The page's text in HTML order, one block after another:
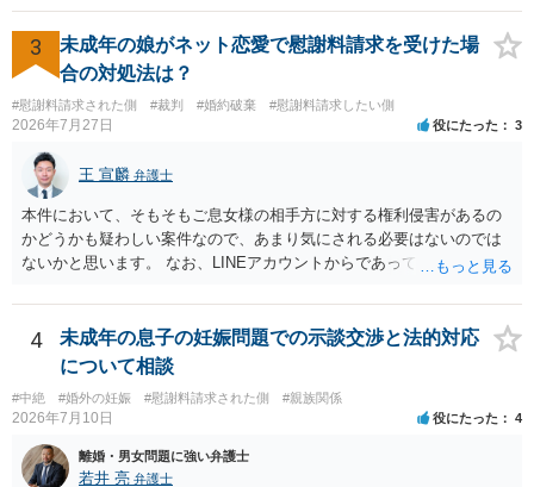
困難 仮に裁判で敗訴した場合でも、分割払いになる可能性はあります
か。 ⇒判決となり敗訴してしまった場合は、強制執行により不動産等
の財産を差し押さえられ、そこから債権回収が図られることになりま
すが、 和解であれば柔軟な解決が可能ですので、その場合は分割払
いにより支払うことも十分可能です。 ⑤ このような事情であれば、私
は120万円のみ和解交渉を続けるべきでしょうか。 ⇒ご相談者様の認
識を前提にすれば、１００万円も含めて返済する必要はないと考えら
れるため、 120万円のみについて交渉を続けることがベターかと存じ
ます。
するデメリットはありますから（経済的、時間的、精神的負担等）、
反対にご自身が、裁判も辞さずという姿勢を示すことで、プラス
に働く可能性は有り得ます。 交渉で解決する多くの場合は、相手
が弁護士に依頼しているケースで、５０万円以下で合意できる場合は
稀であると思います。 通常は、６０万円から８０万円程度になる
ことが多いというのが私の印象です。 ２ 質問② ご記載の内容が
減額を進めるうえでの交渉材料かと思います。 なお、ご自身が離
婚しないことは、交渉材料にはならないかと思いますので、ご注意く
ださい。 また、相手夫婦の婚姻関係が既に破綻していたことや、
相手女性が結婚しているとは知らなかったと主張することもあります
が、 ケースバイケースですので、ご自身の場合にそれらの主張が
できるかはよくお考え下さい。 ３ 質問③ 違約金を５０万円とす
る旨の交渉をすることが妥当かどうかという基準はありません。
公序良俗に反するような金額では、その条項自体が無効になり得ます
が、 ２００万円でも、５０万円でも、公序良俗に反するほど高額
とはいえないと考えますので、 結局は、妥当かどうかというより
も、ご自身が納得できるかどうかという基準でお考えいただくといい
と思います。 そのうえで、合意できるかは、相手も納得できるか
否かにかかってはきますが。 ４ 質問④ ご記載の内容からは判断
できないのですが、 清算条項を記載しないで合意することはリス
3
未成年の娘がネット恋愛で慰謝料請求を受けた場
合の対処法は？
#慰謝料請求された側 #裁判 #婚約破棄 #慰謝料請求したい側
2026年7月27日 役にたった 3
王 宣麟 弁護士
本件において、そもそもご息女様の相手方に対する権利侵害があるの
かどうかも疑わしい案件なので、あまり気にされる必要はないのでは
ないかと思います。 なお、LINEアカウントからであっても、そこに紐
るパターンはありえるものの、本件のような精神的損害が発生したと
明確にいえないような案件において開示がなされる可能性も低いので
はないかと推察します。
4
未成年の息子の妊娠問題での示談交渉と法的対応
について相談
#中絶 #婚外の妊娠 #慰謝料請求された側 #親族関係
2026年7月10日 役にたった 4
離婚・男女問題に強い弁護士
若井 亮 弁護士